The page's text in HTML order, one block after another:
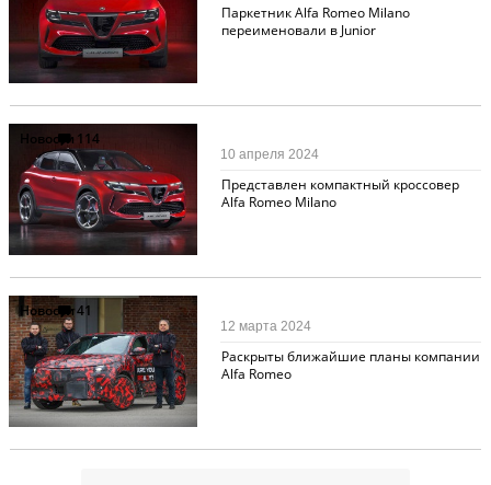
Паркетник Alfa Romeo Milano
переименовали в Junior
Новости 114
Представлен компактный кроссовер
Alfa Romeo Milano
10 апреля 2024
Новости41
Раскрыты ближайшие планы компании
Alfa Romeo
12 марта 2024